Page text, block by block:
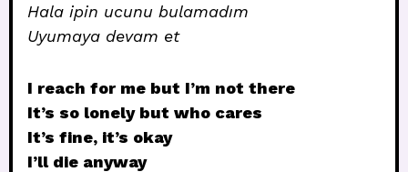
Hala ipin ucunu bulamadım
Uyumaya devam et
I reach for me but I’m not there
It’s so lonely but who cares
It’s fine, it’s okay
I’ll die anyway